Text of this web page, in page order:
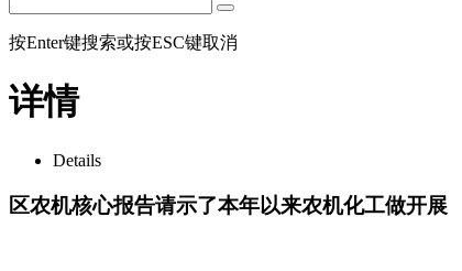
按Enter键搜索或按ESC键取消
详情
Details
区农机核心报告请示了本年以来农机化工做开展